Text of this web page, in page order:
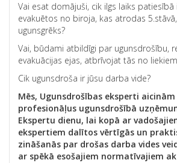
Vai esat domājuši, cik ilgs laiks patiesībā
evakuētos no biroja, kas atrodas
ugunsgrēks?
Vai, būdami atbildīgi par ugunsdrošību,
evakuācijas ejas, atbrīvojat tās no
Cik ugunsdroša ir jūsu darba vide?
Mēs, Ugunsdrošības eksperti aicinām
profesionāļus ugunsdrošībā
Ekspertu dienu, lai kopā ar
ekspertiem dalītos vērtīgās un
zināšanās par drošas darba vides
ar spēkā esošajiem normatīvajiem